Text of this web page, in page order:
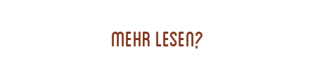
Mehr lesen?